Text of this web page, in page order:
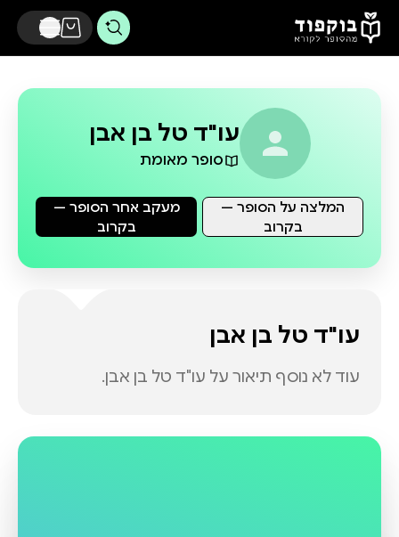
דלג לתוכן הראשי
עו"ד טל בן אבן
סופר מאומת
מעקב אחר הסופר —
בקרוב
המלצה על הסופר —
בקרוב
עו"ד טל בן אבן
עוד לא נוסף תיאור על עו"ד טל בן אבן.